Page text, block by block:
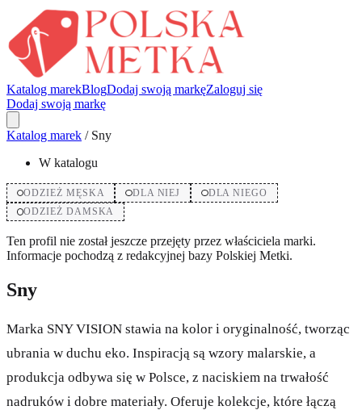
Katalog marekBlogDodaj swoją markęZaloguj się
Dodaj swoją markę
Katalog marek / Sny
W katalogu
ODZIEŻ MĘSKA DLA NIEJ
DLA NIEGO
ODZIEŻ DAMSKA
Ten profil nie został jeszcze przejęty przez właściciela marki.
Informacje pochodzą z redakcyjnej bazy Polskiej Metki.
Sny
Marka SNY VISION stawia na kolor i oryginalność, tworząc
ubrania w duchu eko. Inspiracją są wzory malarskie, a
produkcja odbywa się w Polsce, z naciskiem na trwałość
nadruków i dobre materiały. Oferuje kolekcje, które łączą